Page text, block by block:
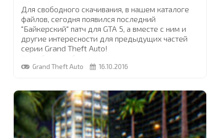
Для свободного скачивания, в нашем каталоге
файлов, сегодня появился последний
"Байкерский" патч для GTA 5, а вместе с ним и
другие интересности для предыдущих частей
серии Grand Theft Auto!
Не забудьте обновить ваши скрипты для
"пятёрки" до актуальной версии, ведь, например,
последних обновлений!
Кстати, мы обновили нашраздел статей о GTA. В
нем появились полезные инструкции и
Grand Theft Auto 16.10.2016